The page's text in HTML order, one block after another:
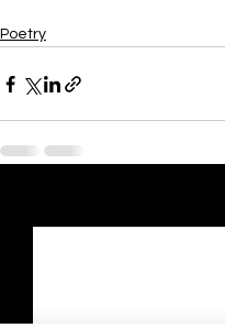
Poetry